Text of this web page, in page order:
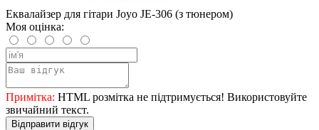
Еквалайзер для гітари Joyo JE-306 (з тюнером)
Моя оцінка:
Примітка: HTML розмітка не підтримується! Використовуйте
звичайний текст.
Відправити відгук